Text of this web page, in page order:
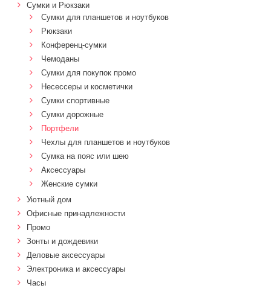
Сумки и Рюкзаки
Сумки для планшетов и ноутбуков
Рюкзаки
Конференц-сумки
Чемоданы
Сумки для покупок промо
Несессеры и косметички
Сумки спортивные
Сумки дорожные
Портфели
Чехлы для планшетов и ноутбуков
Сумка на пояс или шею
Аксессуары
Женские сумки
Уютный дом
Офисные принадлежности
Промо
Зонты и дождевики
Деловые аксессуары
Электроника и аксессуары
Часы